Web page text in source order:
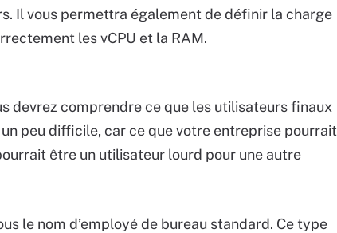
Il vous permettra également de définir la charge
les vCPU et la RAM.
devrez comprendre ce que les utilisateurs finaux
peu difficile, car ce que votre entreprise pourrait
être un utilisateur lourd pour une autre
le nom d’employé de bureau standard. Ce type